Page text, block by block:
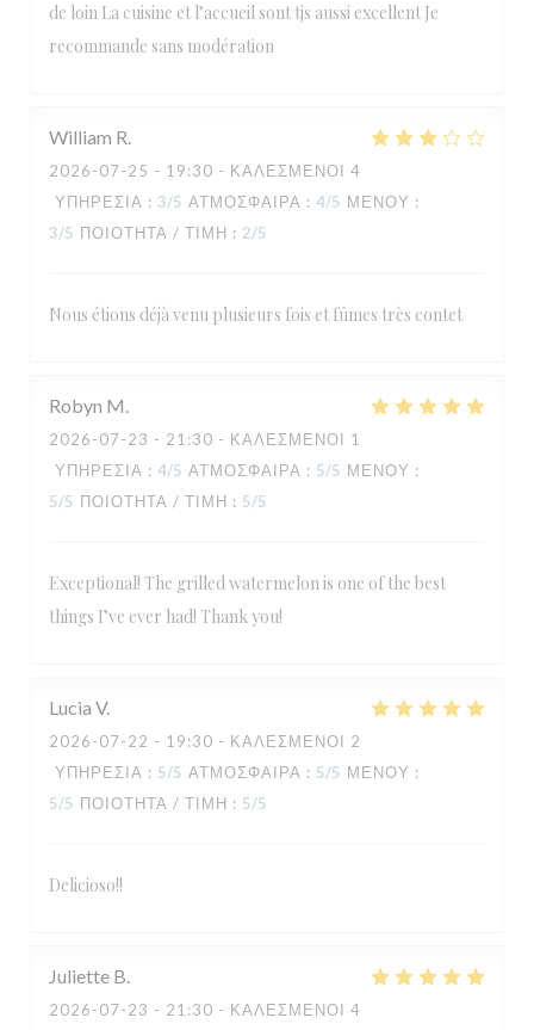
de loin La cuisine et l’accueil sont tjs aussi excellent Je
recommande sans modération
William R
2026-07-25 - 19:30 - ΚΑΛΕΣΜΈΝΟΙ 4
ΥΠΗΡΕΣΊΑ : 3/5 ΑΤΜΌΣΦΑΙΡΑ : 4/5 ΜΕΝΟΎ :
3/5 ΠΟΙΌΤΗΤΑ / ΤΙΜΉ : 2/5
Nous étions déjà venu plusieurs fois et fûmes très contet
Robyn M
2026-07-23 - 21:30 - ΚΑΛΕΣΜΈΝΟΙ 1
ΥΠΗΡΕΣΊΑ : 4/5 ΑΤΜΌΣΦΑΙΡΑ : 5/5 ΜΕΝΟΎ :
5/5 ΠΟΙΌΤΗΤΑ / ΤΙΜΉ : 5/5
Exceptional! The grilled watermelon is one of the best
things I’ve ever had! Thank you!
Lucia V
2026-07-22 - 19:30 - ΚΑΛΕΣΜΈΝΟΙ 2
ΥΠΗΡΕΣΊΑ : 5/5 ΑΤΜΌΣΦΑΙΡΑ : 5/5 ΜΕΝΟΎ :
5/5 ΠΟΙΌΤΗΤΑ / ΤΙΜΉ : 5/5
Delicioso!!
Juliette B
2026-07-23 - 21:30 - ΚΑΛΕΣΜΈΝΟΙ 4